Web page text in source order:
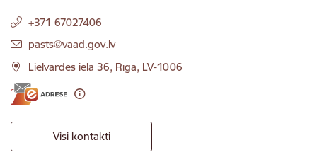
+371 67027406
E-pasts:
pasts@vaad.gov.lv
Lielvārdes iela 36, Rīga, LV-1006
Visi kontakti